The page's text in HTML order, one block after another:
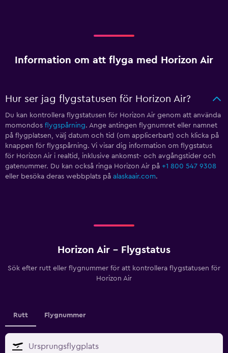
Information om att flyga med Horizon Air
Hur ser jag flygstatusen för Horizon Air?
Du kan kontrollera flygstatusen för Horizon Air genom att använda
momondos flygspårning. Ange antingen flygnumret eller namnet
på flygplatsen, välj datum och tid (om applicerbart) och klicka på
knappen för flygspårning. Vi visar dig information om flygstatus
för Horizon Air i realtid, inklusive ankomst- och avgångstider och
gatenummer. Du kan också ringa Horizon Air på +1 800 547 9308
eller besöka deras webbplats på alaskaair.com.
Horizon Air - Flygstatus
Sök efter rutt eller flygnummer för att kontrollera flygstatusen för
Horizon Air
Rutt Flygnummer